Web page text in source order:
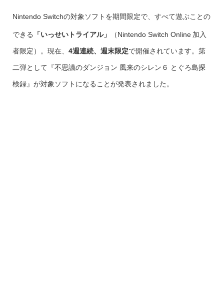
Nintendo Switchの対象ソフトを期間限定で、すべて遊ぶことの
できる 「いっせいトライアル」 （Nintendo Switch Online 加入
者限定）。現在、 4週連続、週末限定で開催されています。第
二弾として『不思議のダンジョン 風来のシレン６ とぐろ島探
検録』が対象ソフトになることが発表されました。